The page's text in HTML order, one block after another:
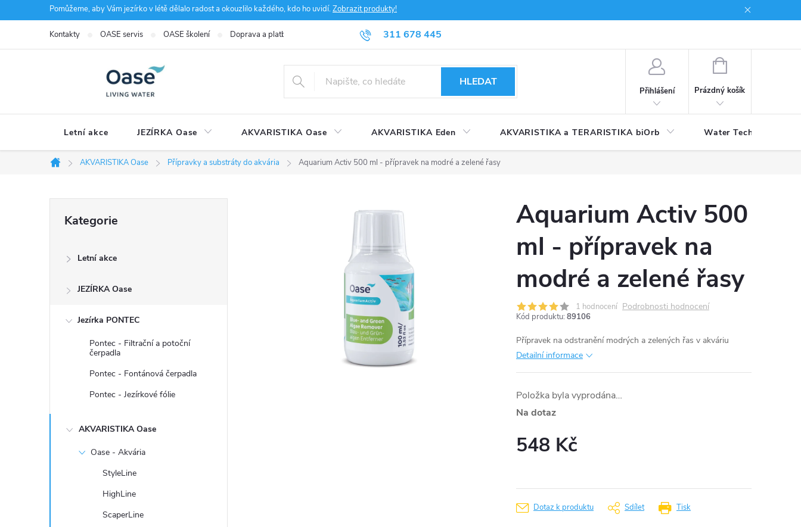
na
Pomůžeme, aby Vám jezírko v létě dělalo radost a okouzlilo každého, kdo ho uvidí.Zobrazit produkty!
311 678 445
Kontakty OASE servis OASE školení Doprava a platba Obchodní podmínky Ochrana údajů
HLEDAT
Přihlášení
NÁKUPNÍ
Prázdný košík
Letní akce JEZÍRKA Oase AKVARISTIKA Oase AKVARISTIKA Eden AKVARISTIKA a TERARISTIKA biOrb Water Technology
Domů
AKVARISTIKA Oase Přípravky a substráty do akvária Aquarium Activ 500 ml - přípravek na modré a zelené řasy
n
kategorie
Kategorie
Letní akce
JEZÍRKA Oase
Jezírka PONTEC
Pontec - Filtrační a potoční
čerpadla
Pontec - Fontánová čerpadla
Pontec - Jezírkové fólie
AKVARISTIKA Oase
Oase - Akvária
StyleLine
HighLine
ScaperLine
Aquarium Activ 500
ml - přípravek na
modré a zelené řasy
1 hodnocení Podrobnosti hodnocení
Kód produktu: 89106
Přípravek na odstranění modrých a zelených řas v akváriu
Detailní informace
Položka byla vyprodána…
Na dotaz
548 Kč
Tisk
Dotaz k produktu Sdílet